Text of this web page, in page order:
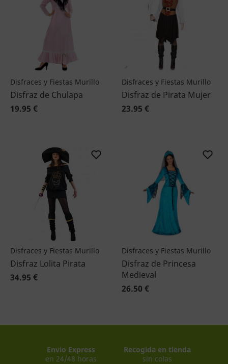
Disfraces y Fiestas Murillo
Disfraz de Chulapa
19.95 €
Disfraces y Fiestas Murillo
Disfraz de Pirata Mujer
23.95 €
Disfraces y Fiestas Murillo
Disfraz Lolita Pirata
34.95 €
Disfraces y Fiestas Murillo
Disfraz de Princesa
Medieval
26.50 €
Envio Express
en 24/48 horas
Recogida en tienda
sin colas